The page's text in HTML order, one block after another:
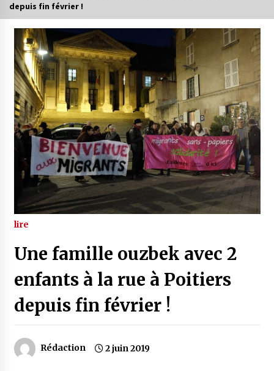
depuis fin février !
lire
Une famille ouzbek avec 2
enfants à la rue à Poitiers
depuis fin février !
Rédaction 2 juin 2019